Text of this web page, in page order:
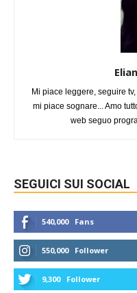
Mi piace leggere, seguire
mi piace sognare... Amo
web seguo
SEGUICI SUI SOCIAL
540,000 Fans
550,000 Follower
9,300 Follower